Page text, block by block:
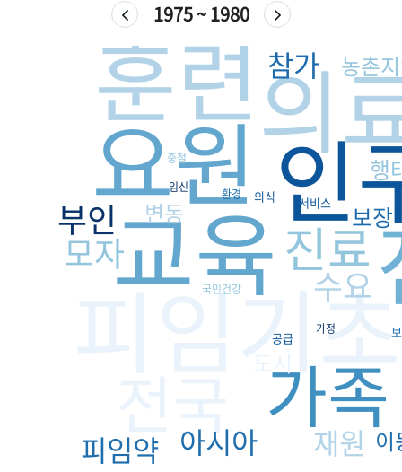
1975 ~ 1980
인
의
기초
피임
교육
요원
훈련
가족
진료
모자
수요
부인
아시아
참가
피임약 재원
보장
행
변동
이
농촌
서비스
공급
의식
가정
국민건강
환경
임신
중절